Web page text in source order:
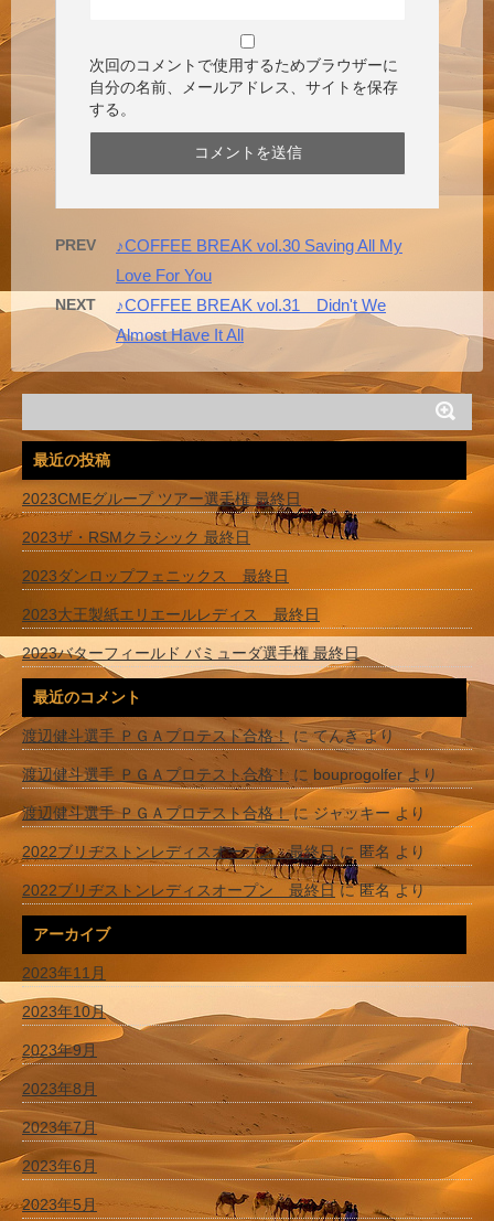
次回のコメントで使用するためブラウザーに
自分の名前、メールアドレス、サイトを保存
する。
PREV
♪COFFEE BREAK vol.30 Saving All My
Love For You
NEXT
♪COFFEE BREAK vol.31 Didn't We
Almost Have It All
最近の投稿
2023CMEグループ ツアー選手権 最終日
2023ザ・RSMクラシック 最終日
2023ダンロップフェニックス 最終日
2023大王製紙エリエールレディス 最終日
2023バターフィールド バミューダ選手権 最終日
最近のコメント
渡辺健斗選手 ＰＧＡプロテスト合格！ にてんきより
渡辺健斗選手 ＰＧＡプロテスト合格！ に bouprogolfer より
渡辺健斗選手 ＰＧＡプロテスト合格！に ジャッキーより
2022ブリヂストンレディスオープン 最終日に 匿名 より
2022ブリヂストンレディスオープン 最終日に匿名より
アーカイブ
2023年11月
2023年10月
2023年9月
2023年8月
2023年7月
2023年6月
2023年5月